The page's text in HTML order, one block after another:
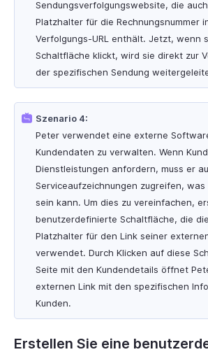
Sendungsverfolgungswebsite, die
Platzhalter für die Rechnungsnummer
Verfolgungs-URL enthält. Jetzt, wenn
Schaltfläche klickt, wird sie direkt zur
der spezifischen Sendung
Szenario 4:
Peter verwendet eine externe
Kundendaten zu verwalten. Wenn
Dienstleistungen anfordern, muss er
Serviceaufzeichnungen zugreifen,
sein kann. Um dies zu vereinfachen,
benutzerdefinierte Schaltfläche, die
Platzhalter für den Link seiner
verwendet. Durch Klicken auf diese
Seite mit den Kundendetails öffnet
externen Link mit den spezifischen
Kunden.
Erstellen Sie eine